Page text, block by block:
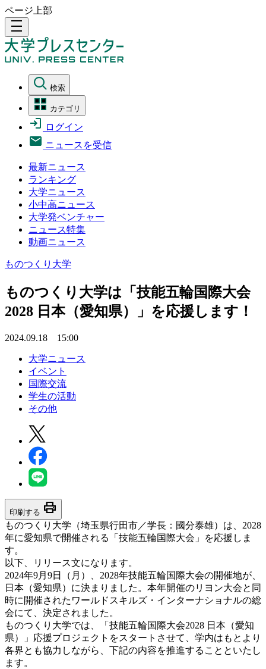
ページ上部
density_medium
検索
カテゴリ
ログイン
ニュースを受信
最新ニュース
ランキング
大学ニュース
小中高ニュース
大学発ベンチャー
ニュース特集
動画ニュース
ものつくり大学
ものつくり大学は「技能五輪国際大会
2028 日本（愛知県）」を応援します！
2024.09.18 15:00
大学ニュース
イベント
国際交流
学生の活動
その他
印刷する print
ものつくり大学（埼玉県行田市／学長：國分泰雄）は、2028
年に愛知県で開催される「技能五輪国際大会」を応援しま
す。
以下、リリース文になります。
2024年9月9日（月）、2028年技能五輪国際大会の開催地が、
日本（愛知県）に決まりました。本年開催のリヨン大会と同
時に開催されたワールドスキルズ・インターナショナルの総
会にて、決定されました。
ものつくり大学では、「技能五輪国際大会2028 日本（愛知
県）」応援プロジェクトをスタートさせて、学内はもとより
各界とも協力しながら、下記の内容を推進することといたし
ます。